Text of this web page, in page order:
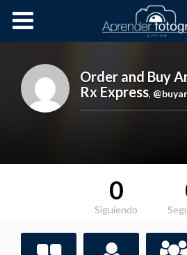
Cursos OnLine
Order and Buy
Rx Express,
0
Siguiendo